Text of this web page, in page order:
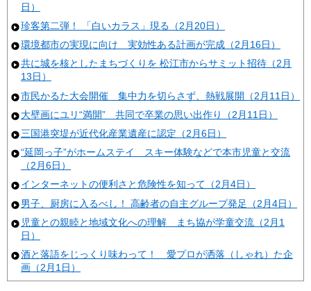
日）
珍客第二弾！ 「白いカラス」現る（2月20日）
環境都市の実現に向け 実効性ある計画が完成（2月16日）
共に城を核としたまちづくりを 松江市からサミット招待（2月
13日）
市民かるた大会開催 集中力を切らさず、熱戦展開（2月11日）
大壁画にユリ“満開” 共同で卒業の思い出作り（2月11日）
三国港突堤が近代化産業遺産に認定（2月6日）
“延岡っ子”がホームステイ スキー体験などで本市児童と交流
（2月6日）
インターネットの便利さと危険性を知って（2月4日）
男子、厨房に入るべし！ 高齢者の自主グループ発足（2月4日）
児童との親睦と地域文化への理解 まち協が学童交流（2月1
日）
酒と落語をじっくり味わって！ 愛プロが洒落（しゃれ）た企
画（2月1日）